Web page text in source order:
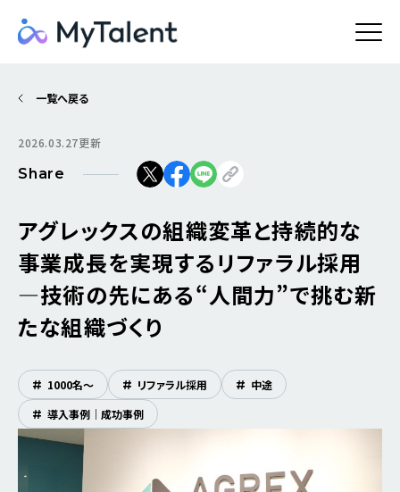
一覧へ戻る
2026.03.27更新
Share
アグレックスの組織変革と持続的な
事業成長を実現するリファラル採用
―技術の先にある“人間力”で挑む新
たな組織づくり
# 1000名〜 # リファラル採用 # 中途
# 導入事例｜成功事例